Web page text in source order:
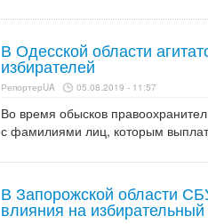
В Одесской области
избирателей
РепортерUA 05.08.2019 - 11:57
Во время обысков
с фамилиями лиц, которым
В Запорожской области
влияния на